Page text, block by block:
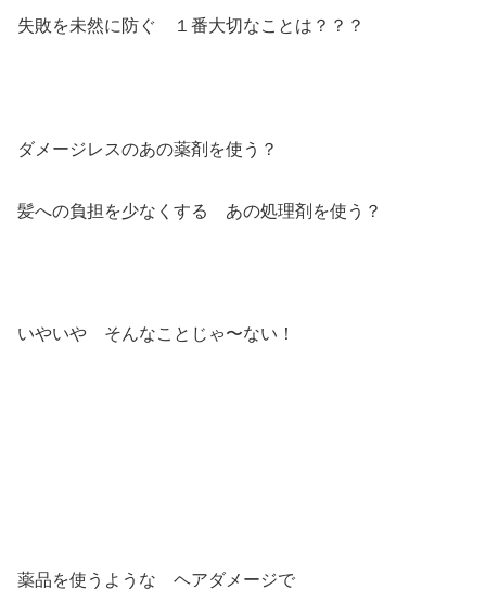
失敗を未然に防ぐ １番大切なことは？？？
ダメージレスのあの薬剤を使う？
髪への負担を少なくする あの処理剤を使う？
いやいや そんなことじゃ〜ない！
薬品を使うような ヘアダメージで